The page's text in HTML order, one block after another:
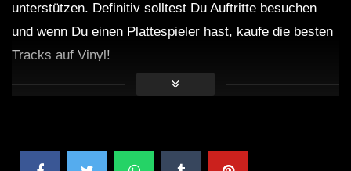
Chris Liebing @ Klubnacht Berghain,
Berlin – 08.09.2013.
unterstützen. Definitiv solltest Du Auftritte besuchen
und wenn Du einen Plattespieler hast, kaufe die besten
Tracks auf Vinyl!